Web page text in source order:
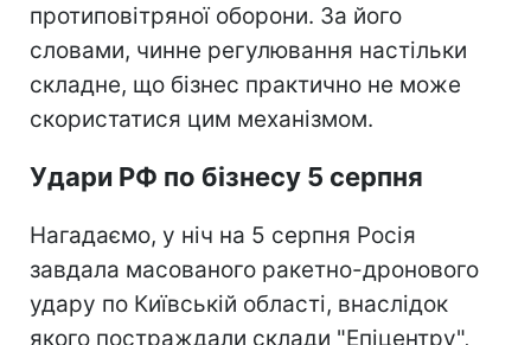
протиповітряної оборони. За його
словами, чинне регулювання настільки
складне, що бізнес практично не може
скористатися цим механізмом.
Удари РФ по бізнесу 5 серпня
Нагадаємо, у ніч на 5 серпня Росія
завдала масованого ракетно-дронового
удару по Київській області, внаслідок
якого постраждали склади "Епіцентру",